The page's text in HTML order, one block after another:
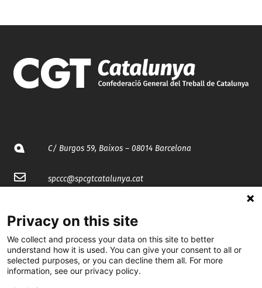
C/ Burgos 59, Baixos – 08014 Barcelona
spccc@spcgtcatalunya.cat
@CGTCatalunya
cgtcatalunya
Privacy on this site
We collect and process your data on this site to better
understand how it is used. You can give your consent to all or
selected purposes, or you can decline them all. For more
information, see our privacy policy.